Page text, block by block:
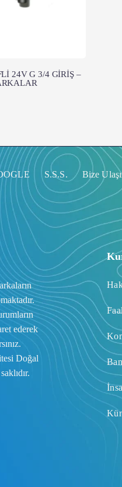
24V G 3/4 GİRİŞ –
S.S.S. Bize
ederek
Doğal